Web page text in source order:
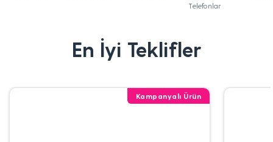
Telefonlar
En İyi Teklifler
Kampanyalı Ürün